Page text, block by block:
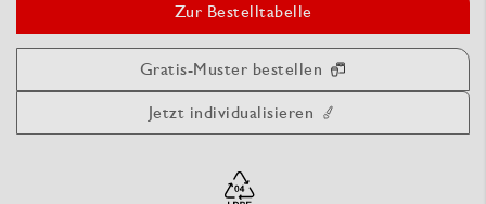
Zur Bestelltabelle
Gratis-Muster bestellen
Jetzt individualisieren